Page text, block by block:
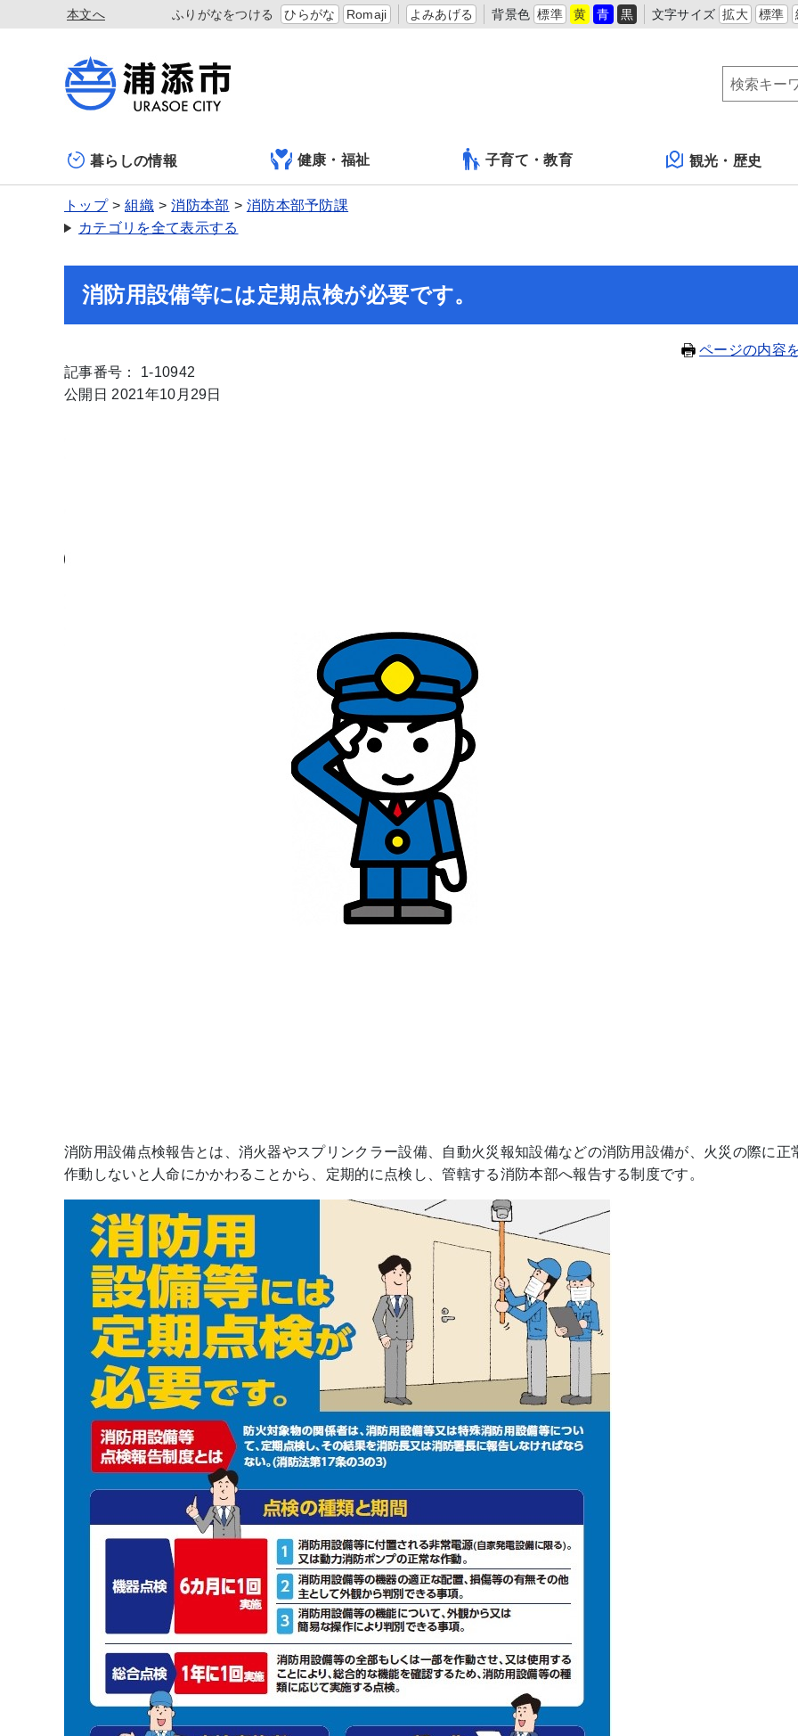
本文へ ふりがなをつける ひらがな Romaji よみあげる 背景色 標準 黄 青 黒 文字サイズ 拡大 標準
暮らしの情報 健康・福祉 子育て・教育 観光・歴史
トップ 組織 消防本部
消防本部予防課
カテゴリを全て表示する
消防用設備等には定期点検が必要です。
ページの内容
記事番号： 1-10942
公開日 2021年10月29日
消防用設備点検報告とは、消火器やスプリンクラー設備、自動火災報知設備などの消防用設備が、火災の際に正
作動しないと人命にかかわることから、定期的に点検し、管轄する消防本部へ報告する制度です。